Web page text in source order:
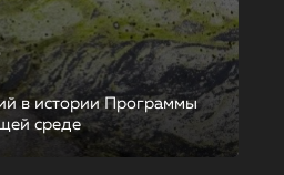
в истории Программы
среде